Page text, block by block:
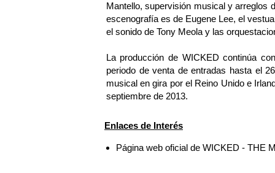
Mantello, supervisión musical y arreglos
escenografía es de Eugene Lee, el
el sonido de Tony Meola y las
La producción de WICKED continúa
periodo de venta de entradas hasta el
musical en gira por el Reino Unido e
septiembre de 2013.
Enlaces de Interés
Página web oficial de WICKED - THE